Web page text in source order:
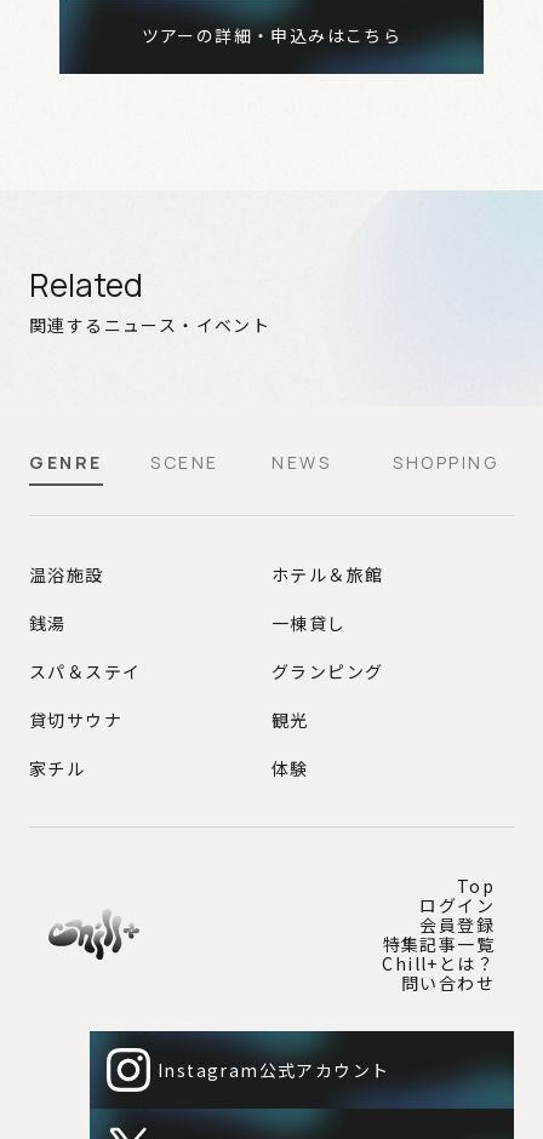
ツアーの詳細・申込みはこちら
Related
関連するニュース・イベント
GENRE SCENE NEWS SHOPPING
GENRE
温浴施設
銭湯
スパ＆ステイ
貸切サウナ
家チル
ホテル＆旅館
一棟貸し
グランピング
観光
体験
Top
ログイン
会員登録
特集記事一覧
Chill+とは？
問い合わせ
Instagram公式アカウント